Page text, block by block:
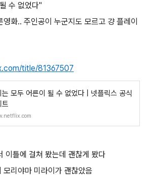
수 없었다"
화.. 주인공이 누군지도 모르고 걍 플레이
title/81367507
는 모두 어른이 될 수 없었다 | 넷플릭스 공식
트
이틀에 걸쳐 봤는데 괜찮게 봤다
모리야마 미라이가 괜찮았음